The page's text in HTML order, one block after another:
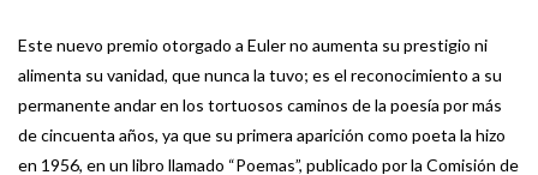
Este nuevo premio otorgado a Euler no aumenta su prestigio ni
alimenta su vanidad, que nunca la tuvo; es el reconocimiento a su
permanente andar en los tortuosos caminos de la poesía por más
de cincuenta años, ya que su primera aparición como poeta la hizo
en 1956, en un libro llamado “Poemas”, publicado por la Comisión de